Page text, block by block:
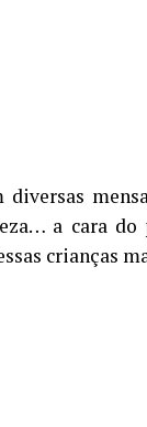
a cara
crianças